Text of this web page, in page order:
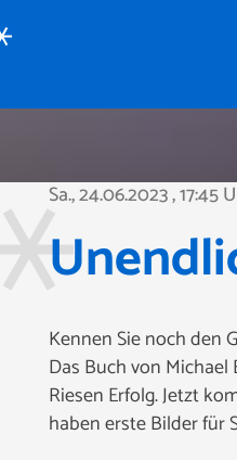
Sa., 24.06.2023, 17:45
Kennen Sie noch den
Das Buch von
Riesen Erfolg. Jetzt
haben erste Bilder für